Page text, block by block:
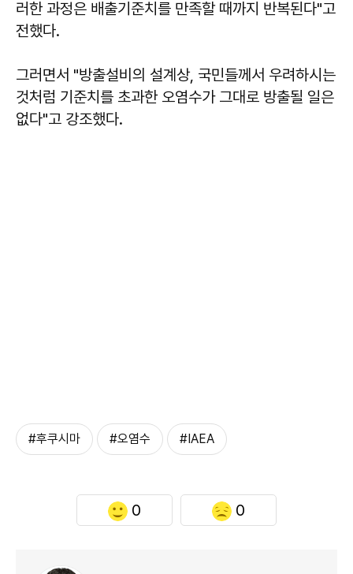
러한 과정은 배출기준치를 만족할 때까지 반복된다"고
전했다.
그러면서 "방출설비의 설계상, 국민들께서 우려하시는
것처럼 기준치를 초과한 오염수가 그대로 방출될 일은
없다"고 강조했다.
#후쿠시마 #오염수 #IAEA
0 0